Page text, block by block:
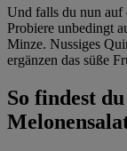
Und falls du nun auf
Probiere unbedingt
Minze. Nussiges
ergänzen das süße
So findest